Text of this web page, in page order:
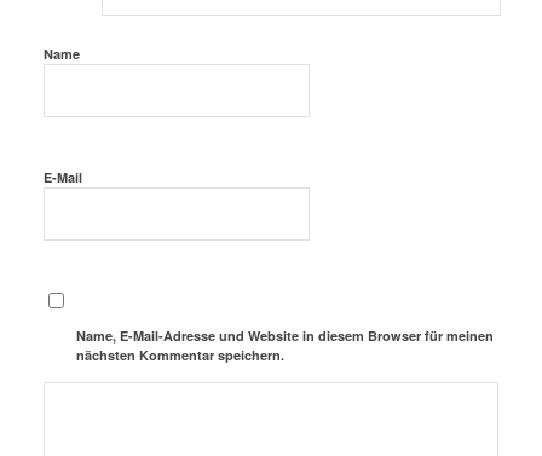
Name
E-Mail
Name, E-Mail-Adresse und Website in diesem Browser für meinen
nächsten Kommentar speichern.